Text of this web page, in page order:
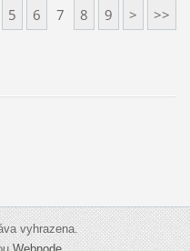
5 6 7 8 9 > >>
vyhrazena.